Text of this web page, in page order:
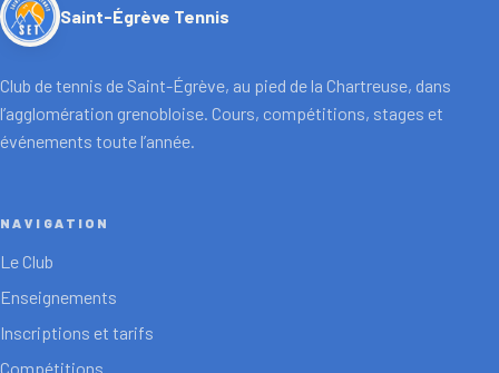
Saint-Égrève Tennis
Club de tennis de Saint-Égrève, au pied de la Chartreuse, dans
l’agglomération grenobloise. Cours, compétitions, stages et
événements toute l’année.
NAVIGATION
Le Club
Enseignements
Inscriptions et tarifs
Compétitions